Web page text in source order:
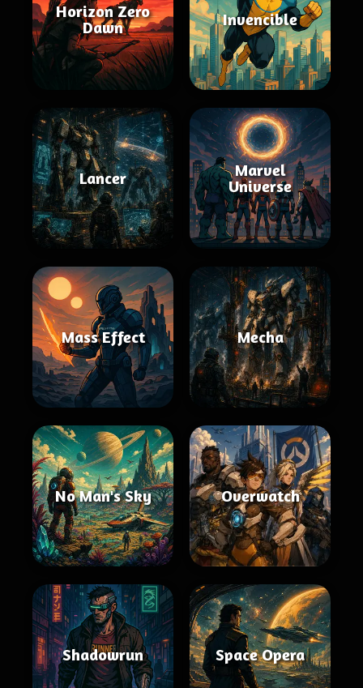
Horizon Zero
Dawn
Invencible
Lancer
Marvel
Universe
Mass Effect Mecha
No Man's Sky Overwatch
Shadowrun Space Opera